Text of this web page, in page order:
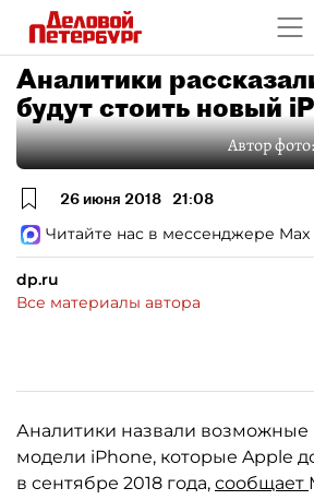
Аналитики
будут стоить новый
Автор
26 июня 2018 21:08
Читайте нас в мессенджере Max
dp.ru
Все материалы автора
Аналитики назвали возможные
модели iPhone, которые Apple
в сентябре 2018 года, сообщает